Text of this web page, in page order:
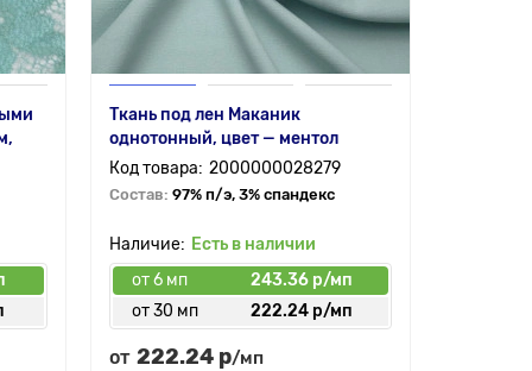
Ткань под лен Маканик
однотонный, цвет — ментол
2000000028279
Состав: 97% п/э, 3% спандекс
Есть в наличии
от 6 мп
243.36 р/мп
от 30 мп
222.24 р/мп
от 222.24 р/мп